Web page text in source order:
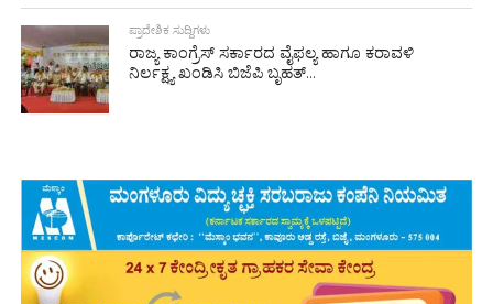
ಪ್ರಾದೇಶಿಕ ಸುದ್ದಿಗಳು
ರಾಜ್ಯ ಕಾಂಗ್ರೆಸ್ ಸರ್ಕಾರದ ವೈಫಲ್ಯ ಹಾಗೂ ಕರಾವಳಿ
ನಿರ್ಲಕ್ಷ್ಯ ಖಂಡಿಸಿ ಬಿಜೆಪಿ ಬೃಹತ್...